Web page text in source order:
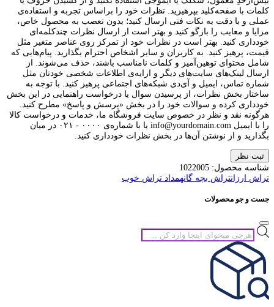
کلمات با صفحه‌کلید بپرهیزید. نظرات خود را براساس تجربه و استفاده‌ی
عملی و با دقت به نکات فنی ارسال کنید؛ بدون تعصب به محصول خاص،
مزایا و معایب را بازگو کنید و بهتر است از ارسال نظرات چندکلمه‌‌ای
خودداری کنید. بهتر است در نظرات خود از تمرکز روی عناصر متغیر مثل
قیمت، پرهیز کنید. به کاربران و سایر اشخاص احترام بگذارید. پیام‌هایی که
شامل محتوای توهین‌آمیز و کلمات نامناسب باشند، حذف می‌شوند. از
ارسال لینک‌های سایت‌های دیگر و ارایه‌ی اطلاعات شخصی خودتان مثل
شماره تماس، ایمیل و آی‌دی شبکه‌های اجتماعی پرهیز کنید. با توجه به
ساختار بخش نظرات، از پرسیدن سوال یا درخواست راهنمایی در این بخش
خودداری کرده و سوالات خود را در بخش «پرسش و پاسخ» مطرح کنید.
هرگونه نقد و نظر در خصوص سایت فروشگاه ما، خدمات و درخواست کالا
را با ایمیل info@yourdomain.com یا با شماره‌ی ۰۰۰۰ - ۰۲۱ در میان
بگذارید و از نوشتن آن‌ها در بخش نظرات خودداری کنید.
ثبت نظر
شناسه محصول: 1022005
تراش ارزانتراش بچه گانهمداد تراش خوب
جست و جو محصولات
جستجوی
محصولات